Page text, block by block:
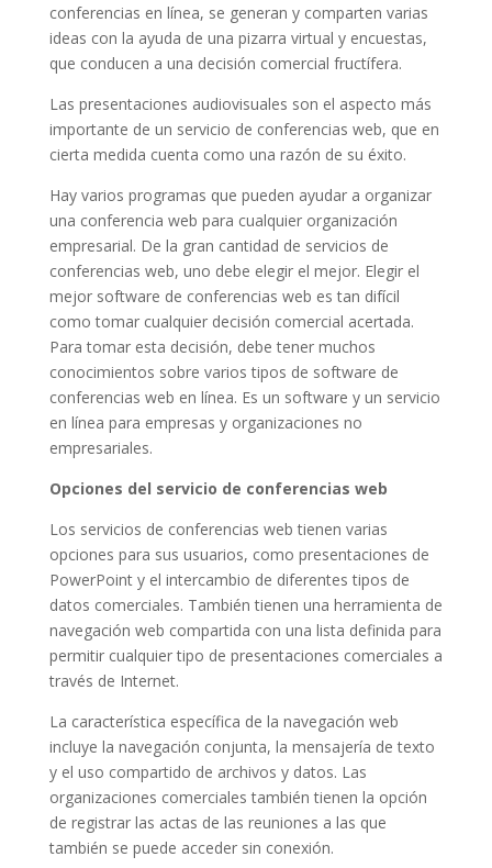
conferencias en línea, se generan y comparten varias
ideas con la ayuda de una pizarra virtual y encuestas,
que conducen a una decisión comercial fructífera.
Las presentaciones audiovisuales son el aspecto más
importante de un servicio de conferencias web, que en
cierta medida cuenta como una razón de su éxito.
Hay varios programas que pueden ayudar a organizar
una conferencia web para cualquier organización
empresarial. De la gran cantidad de servicios de
conferencias web, uno debe elegir el mejor. Elegir el
mejor software de conferencias web es tan difícil
como tomar cualquier decisión comercial acertada.
Para tomar esta decisión, debe tener muchos
conocimientos sobre varios tipos de software de
conferencias web en línea. Es un software y un servicio
en línea para empresas y organizaciones no
empresariales.
Opciones del servicio de conferencias web
Los servicios de conferencias web tienen varias
opciones para sus usuarios, como presentaciones de
PowerPoint y el intercambio de diferentes tipos de
datos comerciales. También tienen una herramienta de
navegación web compartida con una lista definida para
permitir cualquier tipo de presentaciones comerciales a
través de Internet.
La característica específica de la navegación web
incluye la navegación conjunta, la mensajería de texto
y el uso compartido de archivos y datos. Las
organizaciones comerciales también tienen la opción
de registrar las actas de las reuniones a las que
también se puede acceder sin conexión.